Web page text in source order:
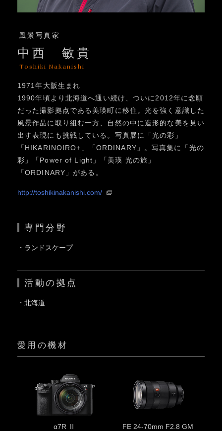
風景写真家
中西 敏貴
Toshiki Nakanishi
1971年大阪生まれ
1990年頃より北海道へ通い続け、ついに2012年に念願
だった撮影拠点である美瑛町に移住。光を強く意識した
風景作品に取り組む一方、自然の中に造形的な美を見い
出す表現にも挑戦している。写真展に「光の彩」
「HIKARINOIRO+」「ORDINARY」。写真集に「光の
彩」「Power of Light」「美瑛 光の旅」
「ORDINARY」がある。
http://toshikinakanishi.com/
専門分野
ランドスケープ
活動の拠点
北海道
愛用の機材
α7R Ⅱ FE 24-70mm F2.8 GM